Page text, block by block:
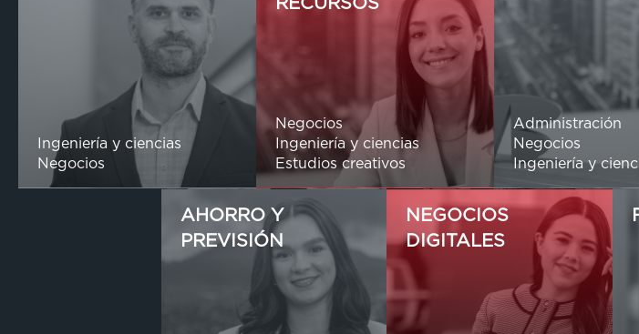
Ingeniería y ciencias
Negocios
RECURSOS
Negocios
Ingeniería y ciencias
Estudios creativos
Administración
Negocios
Ingeniería y
AHORRO Y
PREVISIÓN
NEGOCIOS
DIGITALES